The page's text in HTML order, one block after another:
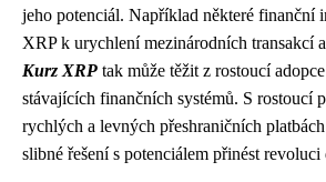
jeho potenciál. Například některé finanční
XRP k urychlení mezinárodních transakcí
Kurz XRP tak může těžit z rostoucí
stávajících finančních systémů. S rostoucí
rychlých a levných přeshraničních
slibné řešení s potenciálem přinést